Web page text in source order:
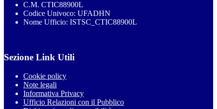
C.M. CTIC88900L
Codice Univoco: UFADHN
Nome Ufficio: ISTSC_CTIC88900L
Sezione Link Utili
Cookie policy
Note legali
Informativa Privacy
Ufficio Relazioni con il Pubblico